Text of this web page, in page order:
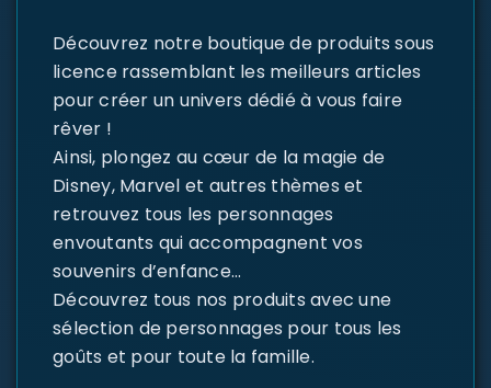
Découvrez notre boutique de produits sous
licence rassemblant les meilleurs articles
pour créer un univers dédié à vous faire
rêver !
Ainsi, plongez au cœur de la magie de
Disney, Marvel et autres thèmes et
retrouvez tous les personnages
envoutants qui accompagnent vos
souvenirs d’enfance…
Découvrez tous nos produits avec une
sélection de personnages pour tous les
goûts et pour toute la famille.